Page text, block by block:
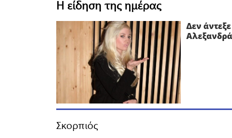
Η είδηση της ημέρας
Δεν
Σκορπιός